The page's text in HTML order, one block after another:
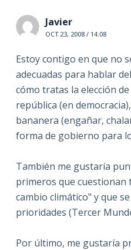
Javier
OCT 23, 2008 / 14:08
Estoy contigo en que no
adecuadas para hablar
cómo tratas la elección
república (en
bananera (engañar,
forma de gobierno para
También me gustaría
primeros que cuestionan
cambio climático" y que
prioridades (Tercer
Por último, me gustaría